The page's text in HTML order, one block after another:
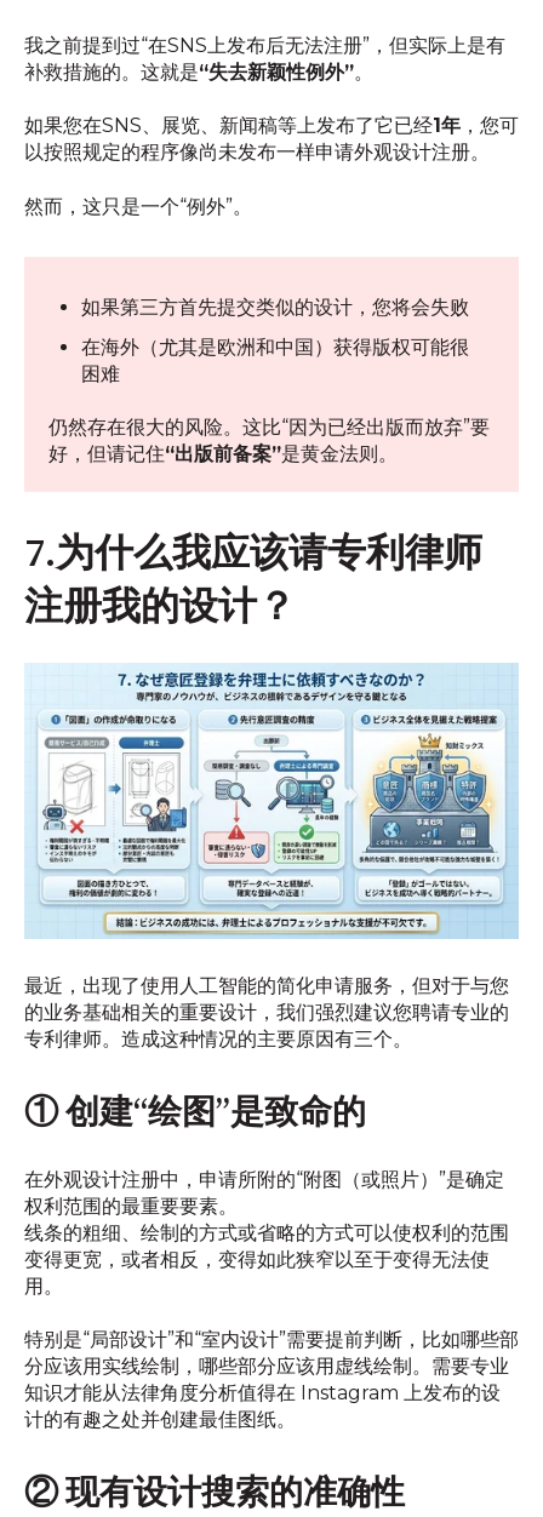
我之前提到过“在SNS上发布后无法注册”，但实际上是有
补救措施的。这就是“失去新颖性例外”。
如果您在SNS、展览、新闻稿等上发布了它已经1年 ，您可
以按照规定的程序像尚未发布一样申请外观设计注册。
然而，这只是一个“例外”。
如果第三方首先提交类似的设计，您将会失败
在海外（尤其是欧洲和中国）获得版权可能很
困难
仍然存在很大的风险。这比“因为已经出版而放弃”要
好，但请记住“出版前备案”是黄金法则。
7.为什么我应该请专利律师
注册我的设计？
最近，出现了使用人工智能的简化申请服务，但对于与您
的业务基础相关的重要设计，我们强烈建议您聘请专业的
专利律师。造成这种情况的主要原因有三个。
① 创建“绘图”是致命的
在外观设计注册中，申请所附的“附图（或照片）”是确定
权利范围的最重要要素。
线条的粗细、绘制的方式或省略的方式可以使权利的范围
变得更宽，或者相反，变得如此狭窄以至于变得无法使
用。
特别是“局部设计”和“室内设计”需要提前判断，比如哪些部
分应该用实线绘制，哪些部分应该用虚线绘制。需要专业
知识才能从法律角度分析值得在 Instagram 上发布的设
计的有趣之处并创建最佳图纸。
② 现有设计搜索的准确性